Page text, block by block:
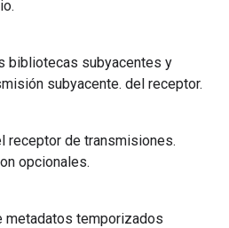
bibliotecas subyacentes y
subyacente. del receptor.
receptor de transmisiones.
opcionales.
metadatos temporizados